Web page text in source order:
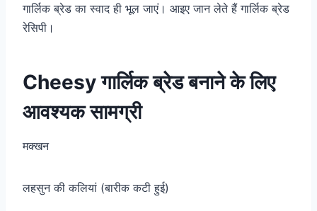
गार्लिक ब्रेड का स्वाद ही भूल जाएं। आइए जान लेते हैं गार्लिक ब्रेड
रेसिपी।
Cheesy गार्लिक ब्रेड बनाने के लिए
आवश्यक सामग्री
मक्खन
लहसुन की कलियां (बारीक कटी हुई)